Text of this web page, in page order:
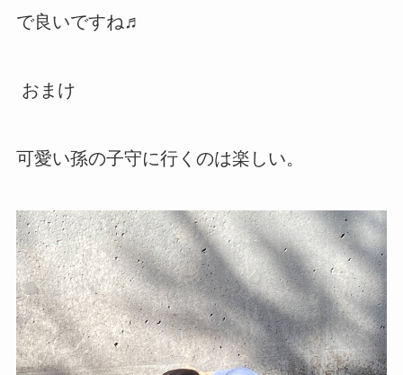
で良いですね♬
おまけ
可愛い孫の子守に行くのは楽しい。